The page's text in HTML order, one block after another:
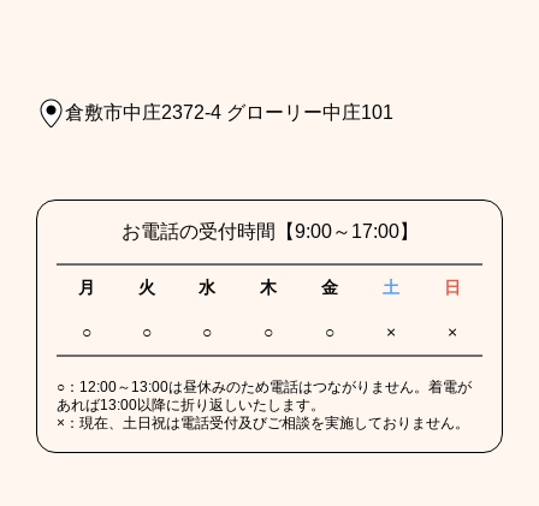
倉敷市中庄2372-4 グローリー中庄101
お電話の受付時間 【9:00～17:00】
月 火 水 木 金 土 日
○ ○ ○ ○ ○ × ×
○： 12:00～13:00は昼休みのため電話はつながりません。着電が
あれば13:00以降に折り返しいたします。
×： 現在、土日祝は電話受付及びご相談を実施しておりません。